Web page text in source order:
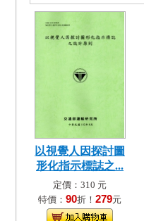
以視覺人因探討圖
形化指示標誌之...
定價：310 元
特價： 90折！ 279元